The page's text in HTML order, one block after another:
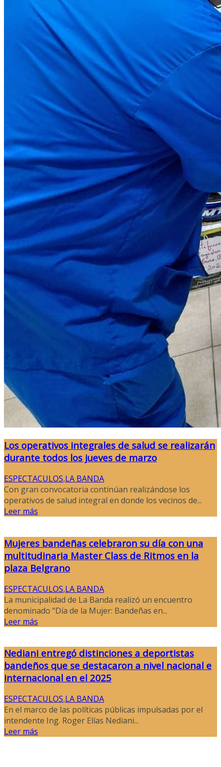
Los operativos integrales de salud se realizarán
durante todos los jueves de marzo
ESPECTACULOS,LA BANDA
Con gran convocatoria continúan realizándose los
operativos de salud integral en donde los vecinos de...
Leer más
Mujeres bandeñas celebraron su día con una
multitudinaria Master Class de Ritmos en la
plaza Belgrano
ESPECTACULOS,LA BANDA
La municipalidad de La Banda realizó un encuentro
denominado “Día de la Mujer: Bandeñas en...
Leer más
Nediani entregó distinciones a deportistas
bandeños que se destacaron a nivel nacional e
internacional en el 2025
ESPECTACULOS,LA BANDA
En el marco de las políticas públicas impulsadas por el
intendente Ing. Roger Elías Nediani...
Leer más